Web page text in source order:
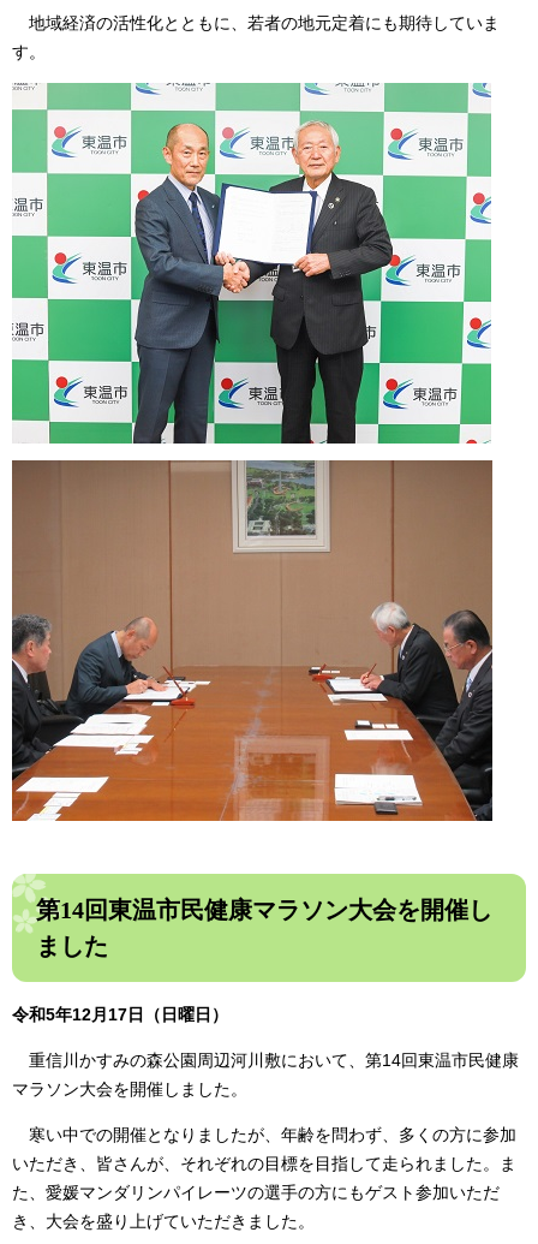
地域経済の活性化とともに、若者の地元定着にも期待していま
す。
第14回東温市民健康マラソン大会を開催し
ました
令和5年12月17日（日曜日）
重信川かすみの森公園周辺河川敷において、第14回東温市民健康
マラソン大会を開催しました。
寒い中での開催となりましたが、年齢を問わず、多くの方に参加
いただき、皆さんが、それぞれの目標を目指して走られました。ま
た、愛媛マンダリンパイレーツの選手の方にもゲスト参加いただ
き、大会を盛り上げていただきました。